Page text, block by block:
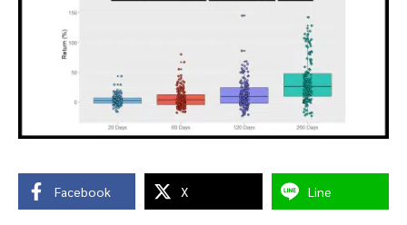
Facebook X Line